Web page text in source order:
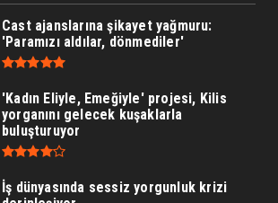
Cast ajanslarına şikayet yağmuru:
'Paramızı aldılar, dönmediler'
'Kadın Eliyle, Emeğiyle' projesi, Kilis
yorganını gelecek kuşaklarla
buluşturuyor
İş dünyasında sessiz yorgunluk krizi